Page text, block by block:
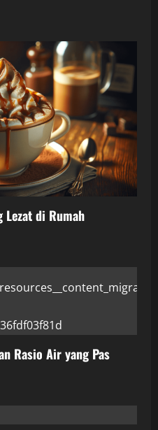
Lezat di Rumah
Rasio Air yang Pas